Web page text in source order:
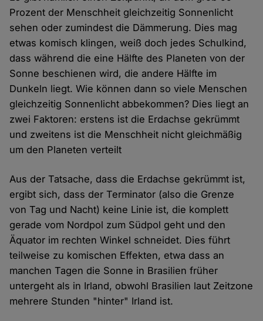
Prozent der Menschheit gleichzeitig Sonnenlicht
sehen oder zumindest die Dämmerung. Dies mag
etwas komisch klingen, weiß doch jedes Schulkind,
dass während die eine Hälfte des Planeten von der
Sonne beschienen wird, die andere Hälfte im
Dunkeln liegt. Wie können dann so viele Menschen
gleichzeitig Sonnenlicht abbekommen? Dies liegt an
zwei Faktoren: erstens ist die Erdachse gekrümmt
und zweitens ist die Menschheit nicht gleichmäßig
um den Planeten verteilt
Aus der Tatsache, dass die Erdachse gekrümmt ist,
ergibt sich, dass der Terminator (also die Grenze
von Tag und Nacht) keine Linie ist, die komplett
gerade vom Nordpol zum Südpol geht und den
Äquator im rechten Winkel schneidet. Dies führt
teilweise zu komischen Effekten, etwa dass an
manchen Tagen die Sonne in Brasilien früher
untergeht als in Irland, obwohl Brasilien laut Zeitzone
mehrere Stunden "hinter" Irland ist.